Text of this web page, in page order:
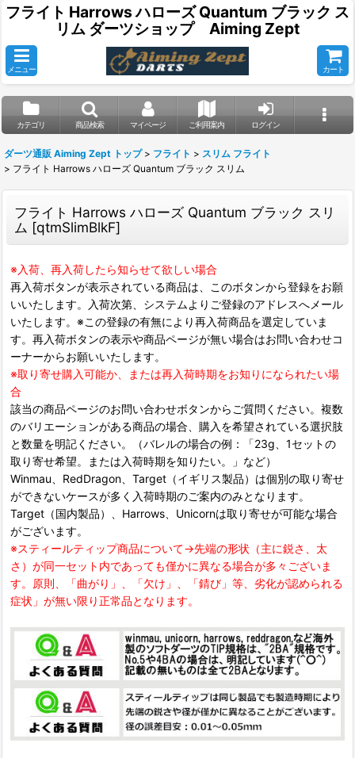
フライト Harrows ハローズ Quantum ブラック ス
リム ダーツショップ Aiming Zept
メニュー カート
カテゴリ 商品検索 マイページ ご利用案内 ログイン
ダーツ通販 Aiming Zept トップ > フライト > スリム フライト
> フライト Harrows ハローズ Quantum ブラック スリム
フライト Harrows ハローズ Quantum ブラック スリ
ム [qtmSlimBlkF]
※入荷、再入荷したら知らせて欲しい場合
再入荷ボタンが表示されている商品は、このボタンから登録をお願
いいたします。入荷次第、システムよりご登録のアドレスへメール
いたします。※この登録の有無により再入荷商品を選定していま
す。再入荷ボタンの表示や商品ページが無い場合はお問い合わせコ
ーナーからお願いいたします。
※取り寄せ購入可能か、または再入荷時期をお知りになられたい場
合
該当の商品ページのお問い合わせボタンからご質問ください。複数
のバリエーションがある商品の場合、購入を希望されている選択肢
と数量を明記ください。（バレルの場合の例：「23g、1セットの
取り寄せ希望。または入荷時期を知りたい。」など）
Winmau、RedDragon、Target（イギリス製品）は個別の取り寄せ
ができないケースが多く入荷時期のご案内のみとなります。
Target（国内製品）、Harrows、Unicornは取り寄せが可能な場合
がございます。
※スティールティップ商品について→先端の形状（主に鋭さ、太
さ）が同一セット内であっても僅かに異なる場合が多々ございま
す。原則、「曲がり」、「欠け」、「錆び」等、劣化が認められる
症状」が無い限り正常品となります。